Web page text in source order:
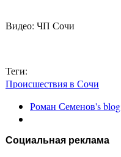
Видео: ЧП Сочи
Теги:
Происшествия в Сочи
Роман Семенов's blog
Социальная реклама